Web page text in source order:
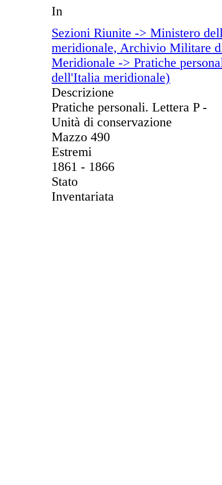
In
Sezioni Riunite -> Ministero
meridionale, Archivio Militare
Meridionale -> Pratiche
dell'Italia meridionale)
Descrizione
Pratiche personali. Lettera P -
Unità di conservazione
Mazzo 490
Estremi
1861 - 1866
Stato
Inventariata